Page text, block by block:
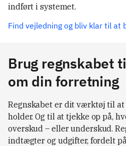
indført i systemet.
Find vejledning og bliv klar til at
Brug regnskabet
om din forretning
Regnskabet er dit værktøj til
holder. Og til at tjekke op på,
overskud – eller underskud.
indtægter og udgifter, fordelt